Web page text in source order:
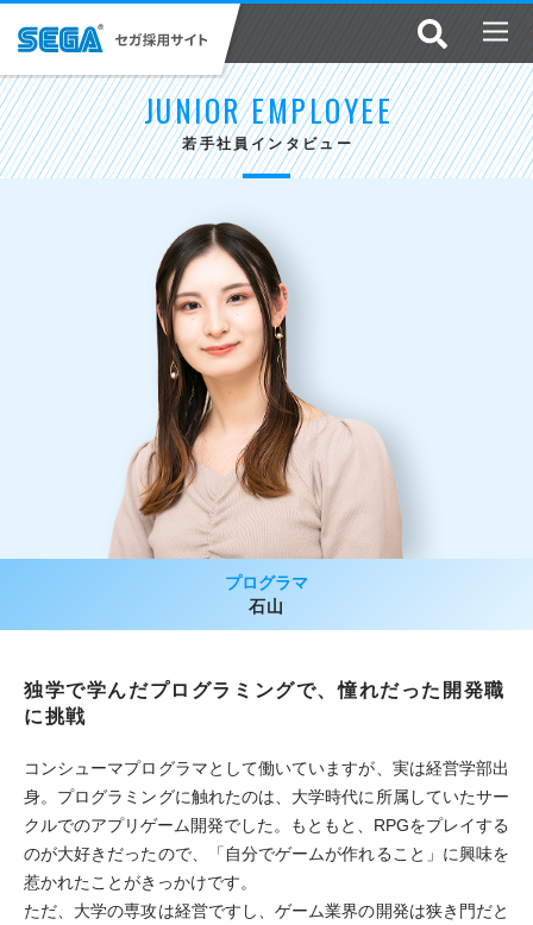
JUNIOR EMPLOYEE
若手社員インタビュー
プログラマ
石山
独学で学んだプログラミングで、憧れだった開発職
に挑戦
コンシューマプログラマとして働いていますが、実は経営学部出
身。プログラミングに触れたのは、大学時代に所属していたサー
クルでのアプリゲーム開発でした。もともと、RPGをプレイする
のが大好きだったので、「自分でゲームが作れること」に興味を
惹かれたことがきっかけです。
ただ、大学の専攻は経営ですし、ゲーム業界の開発は狭き門だと